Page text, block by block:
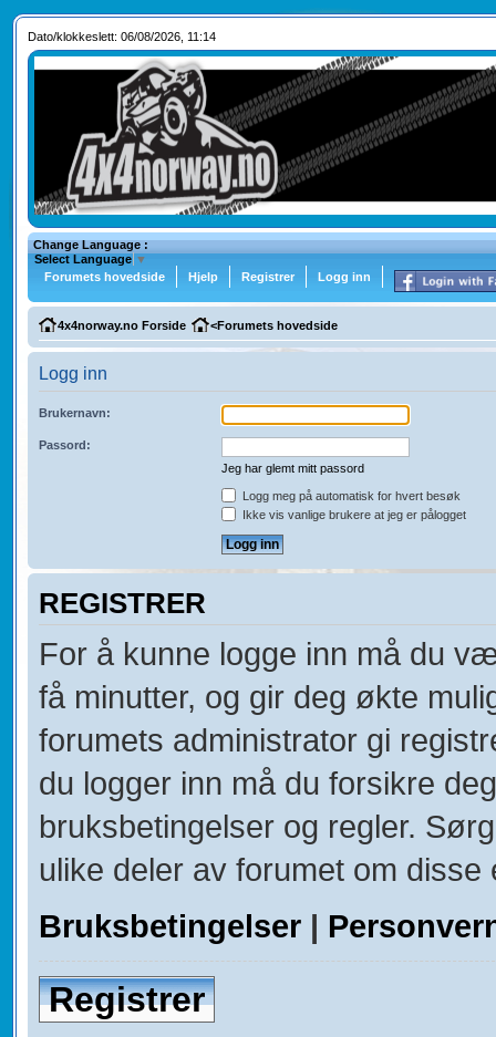
Dato/klokkeslett: 06/08/2026, 11:14
Change Language :
Select Language ▼
Forumets hovedside
Hjelp Registrer Logg inn
4x4norway.no Forside <Forumets hovedside
Logg inn
Brukernavn:
Passord:
Jeg har glemt mitt passord
Logg meg på automatisk for hvert besøk
Ikke vis vanlige brukere at jeg er pålogget
REGISTRER
For å kunne logge inn må du
få minutter, og gir deg økte
forumets administrator gi
du logger inn må du forsikre
bruksbetingelser og regler.
ulike deler av forumet om
Bruksbetingelser|
Registrer